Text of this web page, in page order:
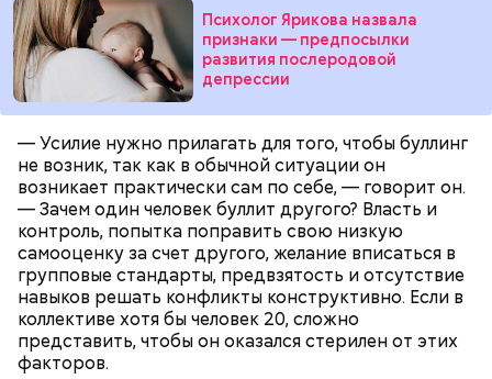
Психолог Ярикова назвала
признаки — предпосылки
развития послеродовой
депрессии
— Усилие нужно прилагать для того, чтобы буллинг
не возник, так как в обычной ситуации он
возникает практически сам по себе, — говорит он.
— Зачем один человек буллит другого? Власть и
контроль, попытка поправить свою низкую
самооценку за счет другого, желание вписаться в
групповые стандарты, предвзятость и отсутствие
навыков решать конфликты конструктивно. Если в
коллективе хотя бы человек 20, сложно
представить, чтобы он оказался стерилен от этих
факторов.
— Ранний сорт «Колхозница» выращивают в
России. А дыня «Торпеда» растет в основном в
сообщила Соломатина.